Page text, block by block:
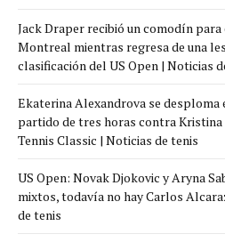
Jack Draper recibió un comodín
Montreal mientras regresa de una
clasificación del US Open | Noticias
Ekaterina Alexandrova se desploma
partido de tres horas contra
Tennis Classic | Noticias de tenis
US Open: Novak Djokovic y Aryna
mixtos, todavía no hay Carlos
de tenis